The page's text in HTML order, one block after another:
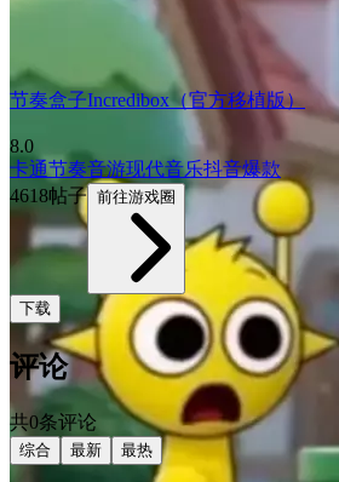
节奏盒子Incredibox（官方移植版）
8.0
卡通节奏音游现代音乐抖音爆款
4618帖子 前往游戏圈
下载
评论
共0条评论
综合 最新 最热